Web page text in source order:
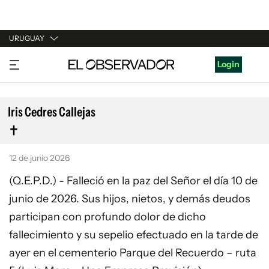
URUGUAY
URUGUAY
ARGENTINA
ESPAÑA
ESTADOS UNIDOS
Login
Iris Cedres Callejas
12 de junio 2026
(Q.E.P.D.) - Falleció en la paz del Señor el día 10 de
junio de 2026. Sus hijos, nietos, y demás deudos
participan con profundo dolor de dicho
fallecimiento y su sepelio efectuado en la tarde de
ayer en el cementerio Parque del Recuerdo – ruta